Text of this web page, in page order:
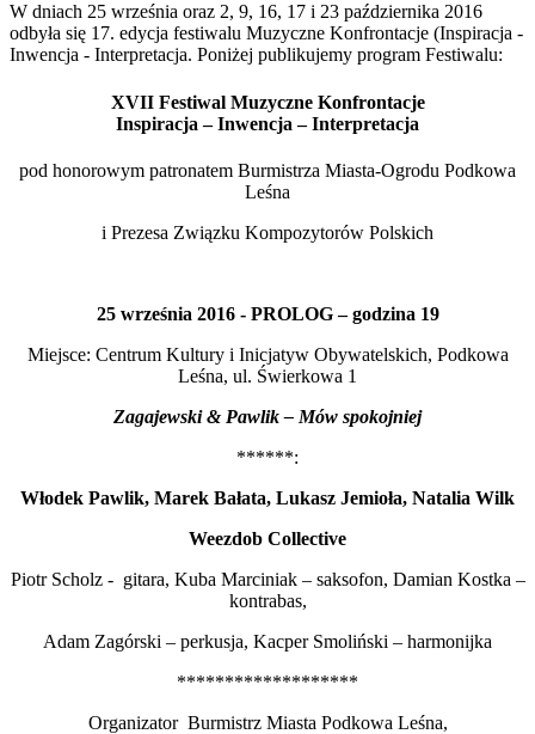
W dniach 25 września oraz 2, 9, 16, 17 i 23 października 2016
odbyła się 17. edycja festiwalu Muzyczne Konfrontacje (Inspiracja -
Inwencja - Interpretacja. Poniżej publikujemy program Festiwalu:
XVII Festiwal Muzyczne Konfrontacje
Inspiracja – Inwencja – Interpretacja
pod honorowym patronatem Burmistrza Miasta-Ogrodu Podkowa
Leśna
i Prezesa Związku Kompozytorów Polskich
25 września 2016 - PROLOG – godzina 19
Miejsce: Centrum Kultury i Inicjatyw Obywatelskich, Podkowa
Leśna, ul. Świerkowa 1
Zagajewski & Pawlik – Mów spokojniej
******:
Włodek Pawlik, Marek Bałata, Lukasz Jemioła, Natalia Wilk
Weezdob Collective
Piotr Scholz - gitara, Kuba Marciniak – saksofon, Damian Kostka –
kontrabas,
Adam Zagórski – perkusja, Kacper Smoliński – harmonijka
*******************
Organizator Burmistrz Miasta Podkowa Leśna,